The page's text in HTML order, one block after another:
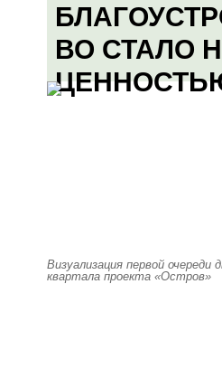
ВО СТАЛО
Визуализация первой очереди
квартала проекта «Остров»